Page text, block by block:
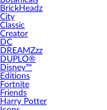
BrickHeadz
City
Classic
Creator
DC
DREAMZzz
DUPLO®
Disney™
Editions
Fortnite
Friends
Harry Potter